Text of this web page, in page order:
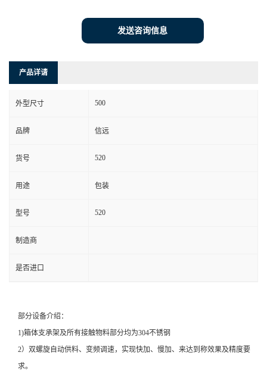
发送咨询信息
产品详请
外型尺寸 500
品牌 信远
货号 520
用途 包装
型号 520
制造商
是否进口
部分设备介绍：
1)箱体支承架及所有接触物料部分均为304不锈钢
2）双螺旋自动供料、变频调速，实现快加、慢加、来达到称效果及精度要
求。